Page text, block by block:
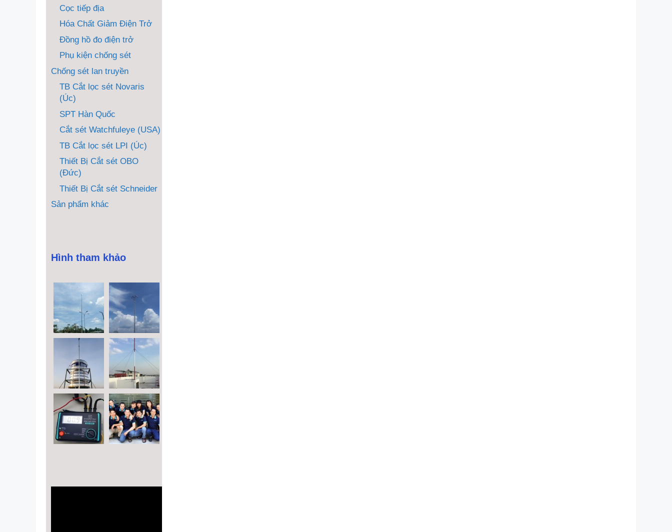
Cọc tiếp địa
Hóa Chất Giảm Điện Trở
Đồng hồ đo điện trở
Phụ kiện chống sét
Chống sét lan truyền
TB Cắt lọc sét Novaris
(Úc)
SPT Hàn Quốc
Cắt sét Watchfuleye (USA)
TB Cắt lọc sét LPI (Úc)
Thiết Bị Cắt sét OBO
(Đức)
Thiết Bị Cắt sét Schneider
Sản phẩm khác
Hình tham khảo